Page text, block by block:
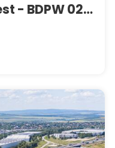
CTPark Budapest West - BDPW 02/1 & 02/2